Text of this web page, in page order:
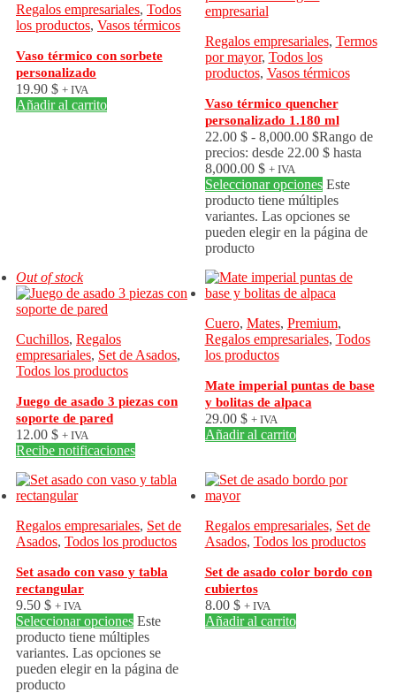
Regalos empresariales, Todos
los productos, Vasos térmicos
Vaso térmico con sorbete
personalizado
19.90 $ + IVA
Añadir al carrito
Regalos empresariales, Termos
por mayor, Todos los
productos, Vasos térmicos
Vaso térmico quencher
personalizado 1.180 ml
22.00 $ - 8,000.00 $Rango de
precios: desde 22.00 $ hasta
8,000.00 $ + IVA
Seleccionar opciones Este
producto tiene múltiples
variantes. Las opciones se
pueden elegir en la página de
producto
Out of stock
Cuchillos, Regalos
empresariales, Set de Asados,
Todos los productos
Juego de asado 3 piezas con
soporte de pared
12.00 $ + IVA
Recibe notificaciones
Cuero, Mates, Premium,
Regalos empresariales, Todos
los productos
Mate imperial puntas de base
y bolitas de alpaca
29.00 $ + IVA
Añadir al carrito
Regalos empresariales, Set de
Asados, Todos los productos
Set asado con vaso y tabla
rectangular
9.50 $ + IVA
Seleccionar opciones Este
producto tiene múltiples
variantes. Las opciones se
pueden elegir en la página de
producto
Regalos empresariales, Set de
Asados, Todos los productos
Set de asado color bordo con
cubiertos
8.00 $ + IVA
Añadir al carrito